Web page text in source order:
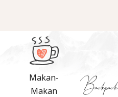
Makan-
Makan